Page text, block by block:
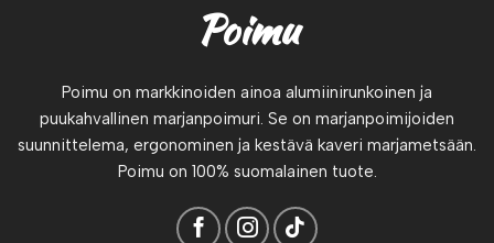
Poimu
Poimu on markkinoiden ainoa alumiinirunkoinen ja
puukahvallinen marjanpoimuri. Se on marjanpoimijoiden
suunnittelema, ergonominen ja kestävä kaveri marjametsään.
Poimu on 100% suomalainen tuote.